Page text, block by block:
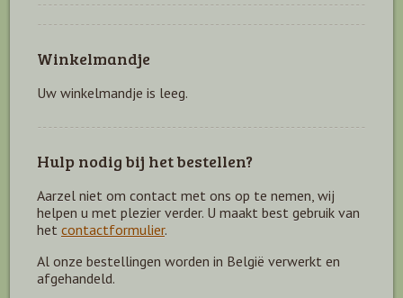
Winkelmandje
Uw winkelmandje is leeg.
Hulp nodig bij het bestellen?
Aarzel niet om contact met ons op te nemen, wij
helpen u met plezier verder. U maakt best gebruik van
het contactformulier.
Al onze bestellingen worden in België verwerkt en
afgehandeld.